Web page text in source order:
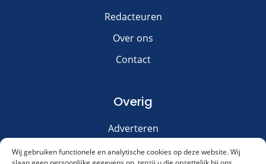
Wij gebruiken functionele en analytische cookies op deze website. Wij
Redacteuren
Over ons
Contact
Overig
Adverteren
Disclaimer